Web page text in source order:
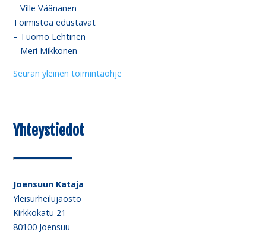
– Ville Väänänen
Toimistoa edustavat
– Tuomo Lehtinen
– Meri Mikkonen
Seuran yleinen toimintaohje
Yhteystiedot
Joensuun Kataja
Yleisurheilujaosto
Kirkkokatu 21
80100 Joensuu